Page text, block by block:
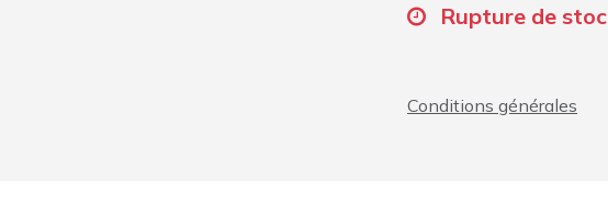
Rupture de
Conditions générales